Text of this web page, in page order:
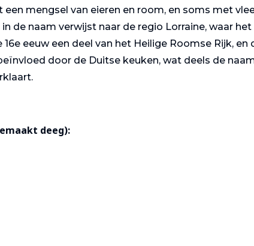
mengsel van eieren en room, en soms met
in de naam verwijst naar de regio Lorraine, waar het
eeuw een deel van het Heilige Roomse Rijk, en
door de Duitse keuken, wat deels de
deeg):